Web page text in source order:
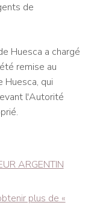
de
Huesca a chargé
remise au
Huesca, qui
l'Autorité
ARGENTIN
plus de «